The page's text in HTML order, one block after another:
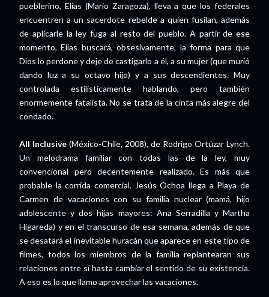
pueblerino, Elías (Mario Zaragoza), lleva a que los federales
encuentren a un sacerdote rebelde a quien fusilan, además
de aplicarle la ley fuga al resto del pueblo. A partir de ese
momento, Elías buscará, obsesivamente, la forma para que
Dios lo perdone y deje de castigarlo a él, a su mujer (que murió
dando luz a su octavo hijo) y a sus descendientes. Muy
controlada estilísticamente hablando, pero también
enormemente fatalista. No se trata de la cinta más alegre del
condado.
All Inclusive (México-Chile, 2008), de Rodrigo Ortúzar Lynch.
Un melodrama familiar con todas las de la ley, muy
convencional pero decentemente realizado. Es más que
probable la corrida comercial. Jesús Ochoa llega a Playa de
Carmen de vacaciones con su familia nuclear (mamá, hijo
adolescente y dos hijas mayores: Ana Serradilla y Martha
Higareda) y en el transcurso de esa semana, además de que
se desatará el inevitable huracán que aparece en este tipo de
filmes, todos los miembros de la familia replantearan sus
relaciones entre sí hasta cambiar el sentido de su existencia.
A eso es lo que llamo aprovechar las vacaciones.